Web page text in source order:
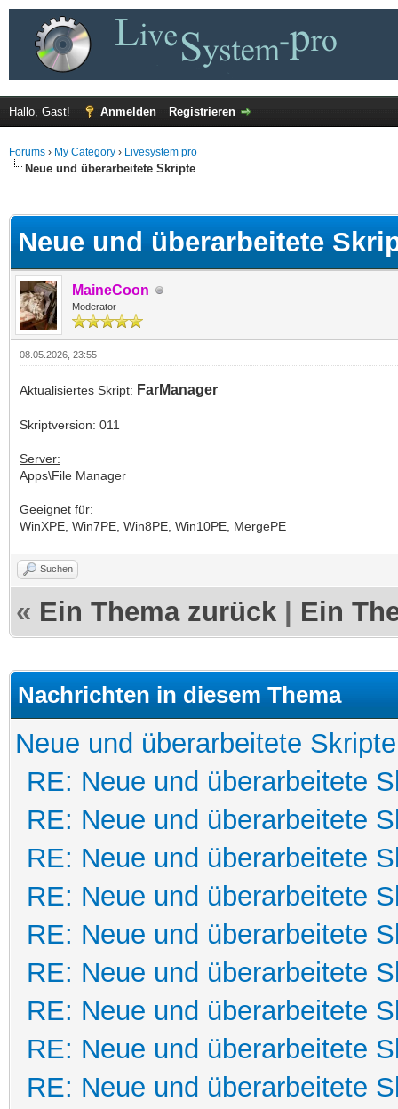
Hallo, Gast! Anmelden Registrieren
Forums › My Category › Livesystem pro
Neue und überarbeitete Skripte
Neue und überarbeitete
MaineCoon
Moderator
08.05.2026, 23:55
Aktualisiertes Skript: FarManager
Skriptversion: 011
Server:
Apps\File Manager
Geeignet für:
WinXPE, Win7PE, Win8PE, Win10PE, MergePE
Suchen
« Ein Thema zurück Ein
Nachrichten in diesem Thema
Neue und überarbeitete Skripte
RE: Neue und überarbeitete
RE: Neue und überarbeitete
RE: Neue und überarbeitete
RE: Neue und überarbeitete
RE: Neue und überarbeitete
RE: Neue und überarbeitete
RE: Neue und überarbeitete
RE: Neue und überarbeitete
RE: Neue und überarbeitete